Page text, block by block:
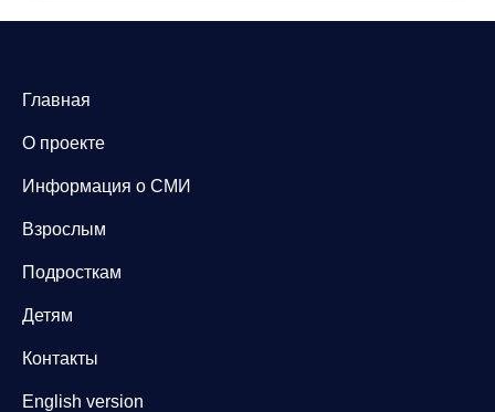
Главная
О проекте
Информация о СМИ
Взрослым
Подросткам
Детям
Контакты
English version